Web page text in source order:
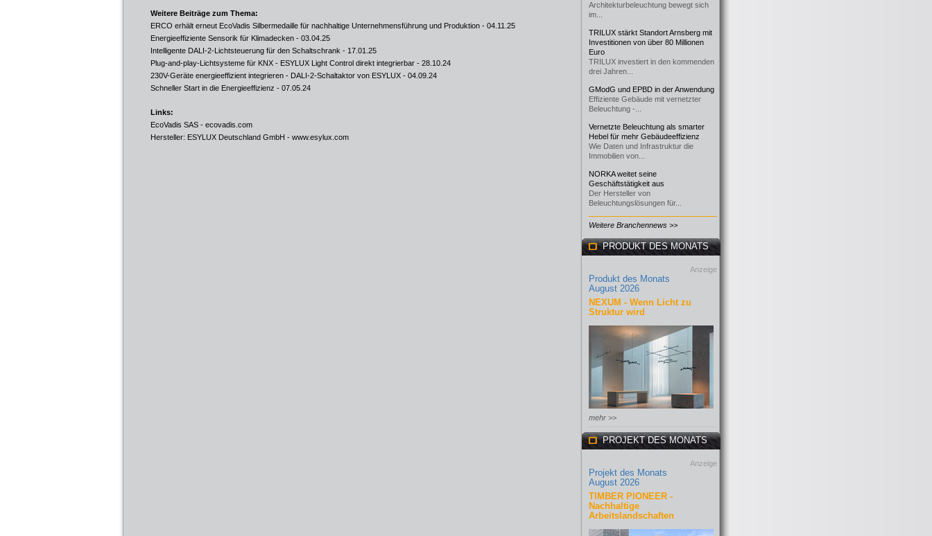
Weitere Beiträge zum Thema:
ERCO erhält erneut EcoVadis Silbermedaille für nachhaltige Unternehmensführung und Produktion - 04.11.25
Energieeffiziente Sensorik für Klimadecken - 03.04.25
Intelligente DALI-2-Lichtsteuerung für den Schaltschrank - 17.01.25
Plug-and-play-Lichtsysteme für KNX - ESYLUX Light Control direkt integrierbar - 28.10.24
230V-Geräte energieeffizient integrieren - DALI-2-Schaltaktor von ESYLUX - 04.09.24
Schneller Start in die Energieeffizienz - 07.05.24
Links:
EcoVadis SAS - ecovadis.com
Hersteller: ESYLUX Deutschland GmbH - www.esylux.com
Architekturbeleuchtung bewegt sich
im...
TRILUX stärkt Standort Arnsberg mit
Investitionen von über 80 Millionen
Euro
TRILUX investiert in den kommenden
drei Jahren...
GModG und EPBD in der Anwendung
Effiziente Gebäude mit vernetzter
Beleuchtung -...
Vernetzte Beleuchtung als smarter
Hebel für mehr Gebäudeeffizienz
Wie Daten und Infrastruktur die
Immobilien von...
NORKA weitet seine
Geschäftstätigkeit aus
Der Hersteller von
Beleuchtungslösungen für...
Weitere Branchennews >>
PRODUKT DES MONATS
Anzeige
Produkt des Monats
August 2026
NEXUM - Wenn Licht zu
Struktur wird
mehr >>
PROJEKT DES MONATS
Anzeige
Projekt des Monats
August 2026
TIMBER PIONEER -
Nachhaltige
Arbeitslandschaften